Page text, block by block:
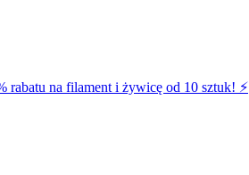
rabatu na filament i żywicę od 10 sztuk! ⚡️